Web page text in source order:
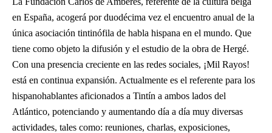
en España, acogerá por duodécima vez el encuentro anual de la
única asociación tintinófila de habla hispana en el mundo. Que
tiene como objeto la difusión y el estudio de la obra de Hergé.
Con una presencia creciente en las redes sociales, ¡Mil Rayos!
está en continua expansión. Actualmente es el referente para los
hispanohablantes aficionados a Tintín a ambos lados del
Atlántico, potenciando y aumentando día a día muy diversas
actividades, tales como: reuniones, charlas, exposiciones,